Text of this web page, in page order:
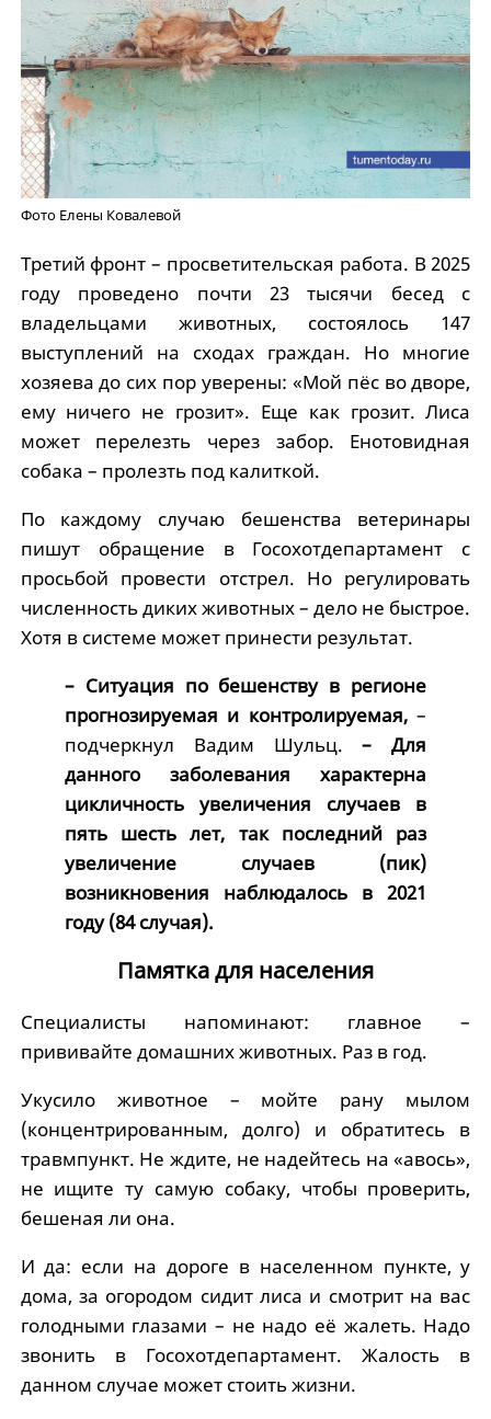
Фото Елены Ковалевой
Третий фронт – просветительская работа. В 2025
году проведено почти 23 тысячи бесед с
владельцами животных, состоялось 147
выступлений на сходах граждан. Но многие
хозяева до сих пор уверены: «Мой пёс во дворе,
ему ничего не грозит». Еще как грозит. Лиса
может перелезть через забор. Енотовидная
собака – пролезть под калиткой.
По каждому случаю бешенства ветеринары
пишут обращение в Госохотдепартамент с
просьбой провести отстрел. Но регулировать
численность диких животных – дело не быстрое.
Хотя в системе может принести результат.
– Ситуация по бешенству в регионе
прогнозируемая и контролируемая,–
подчеркнул Вадим Шульц.– Для
данного заболевания характерна
цикличность увеличения случаев в
пять шесть лет, так последний раз
увеличение случаев (пик)
возникновения наблюдалось в 2021
году (84 случая).
Памятка для населения
Специалисты напоминают: главное –
прививайте домашних животных. Раз в год.
Укусило животное – мойте рану мылом
(концентрированным, долго) и обратитесь в
травмпункт. Не ждите, не надейтесь на «авось»,
не ищите ту самую собаку, чтобы проверить,
бешеная ли она.
И да: если на дороге в населенном пункте, у
дома, за огородом сидит лиса и смотрит на вас
голодными глазами – не надо её жалеть. Надо
звонить в Госохотдепартамент. Жалость в
данном случае может стоить жизни.